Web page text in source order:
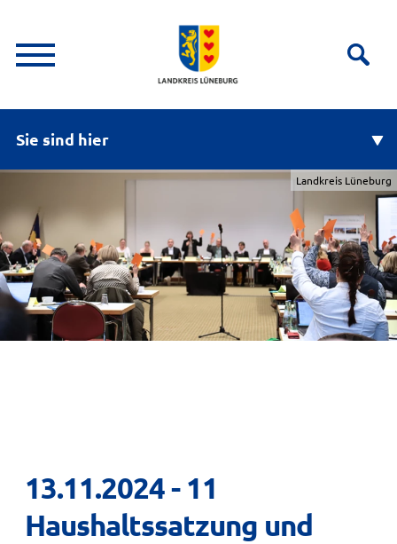
Sie sind hier
Landkreis Lüneburg
13.11.2024 - 11
Haushaltssatzung und